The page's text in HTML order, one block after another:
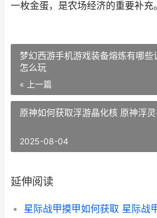
一枚金蛋，是农场经济的重要补充。
梦幻西游手机游戏装备熔炼有哪
怎么玩
« 上一篇
原神如何获取浮游晶化核 原神浮
2025-08-04
延伸阅读
星际战甲摸甲如何获取 星际战